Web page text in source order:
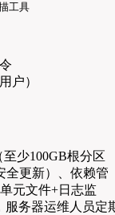
具
用户）
少100GB根分区
全更新）、依赖管
元文件+日志监
服务器运维人员定